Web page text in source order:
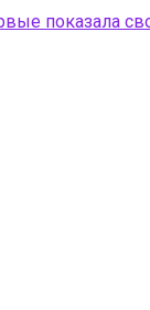
показала